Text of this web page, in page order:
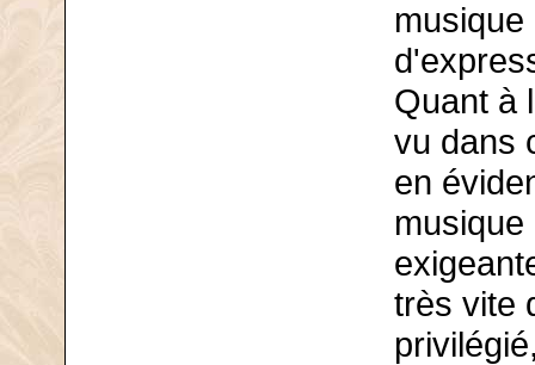
Quant à
vu dans
en
très vite